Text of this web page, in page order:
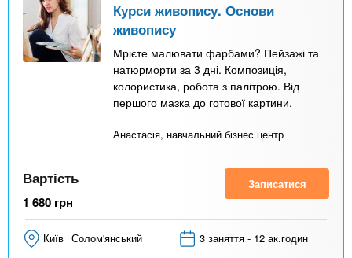
Курси живопису. Основи
живопису
Мрієте малювати фарбами? Пейзажі та
натюрморти за 3 дні. Композиція,
колористика, робота з палітрою. Від
першого мазка до готової картини.
Анастасія, навчальний бізнес центр
Вартість
1 680 грн
Записатися
Київ Солом'янський 3 заняття - 12 ак.годин